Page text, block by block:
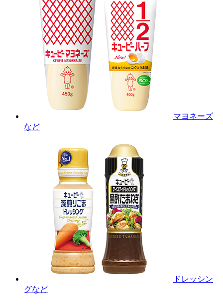
マヨネーズ
など
ドレッシン
グなど